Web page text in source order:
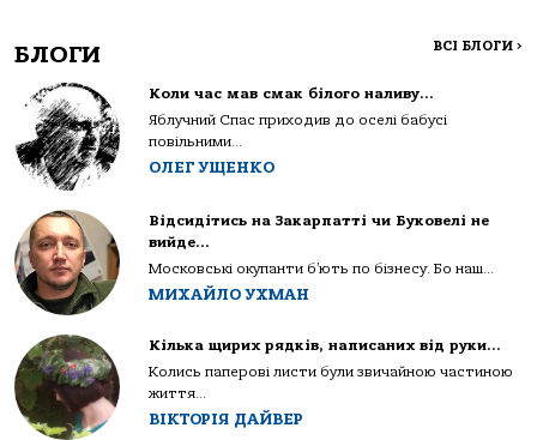
БЛОГИ ВСІ БЛОГИ >
Коли час мав смак білого наливу…
Яблучний Спас приходив до оселі бабусі
повільними...
ОЛЕГ УЩЕНКО
Відсидітись на Закарпатті чи Буковелі не
вийде…
Московські окупанти б’ють по бізнесу. Бо наш...
МИХАЙЛО УХМАН
Кілька щирих рядків, написаних від руки…
Колись паперові листи були звичайною частиною
життя...
ВІКТОРІЯ ДАЙВЕР